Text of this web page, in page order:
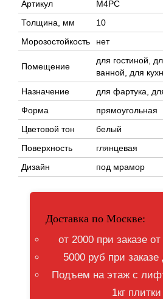
Артикул
M4PC
Толщина, мм
10
Морозостойкость
нет
Помещение
для гостиной,
ванной, для
Назначение
для фартука,
Форма
прямоугольная
Цветовой тон
белый
Поверхность
глянцевая
Дизайн
под мрамор
Доставка по Москве:
от 2000 при заказе
5000 руб при заказе
Подъем на этаж с
1кг плитки